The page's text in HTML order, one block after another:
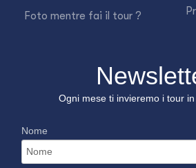
Foto mentre fai il tour ?
Ogni mese ti invieremo i tour
Nome